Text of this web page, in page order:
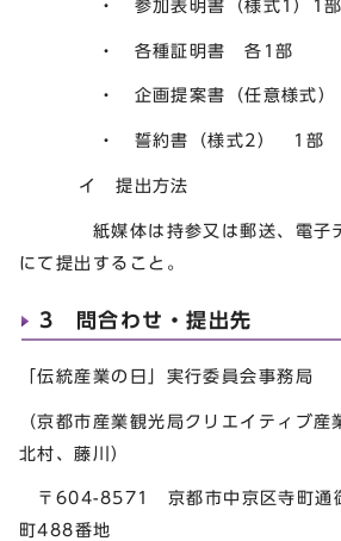
・ 参加表明書（様式1）1部
・ 各種証明書 各1部
・ 企画提案書（任意様式
・ 誓約書（様式2） 1部
イ 提出方法
紙媒体は持参又は郵送、電子デ
にて提出すること。
3 問合わせ・提出先
「伝統産業の日」実行委員会事務局
（京都市産業観光局クリエイティブ
北村、藤川）
〒604-8571 京都市中京区寺町通
町488番地